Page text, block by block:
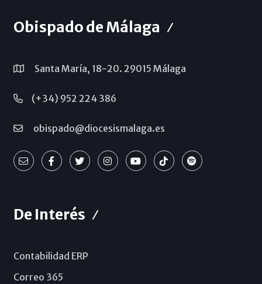
Obispado de Málaga
Santa María, 18-20. 29015 Málaga
(+34) 952 224 386
obispado@diocesismalaga.es
De Interés
Contabilidad ERP
Correo 365